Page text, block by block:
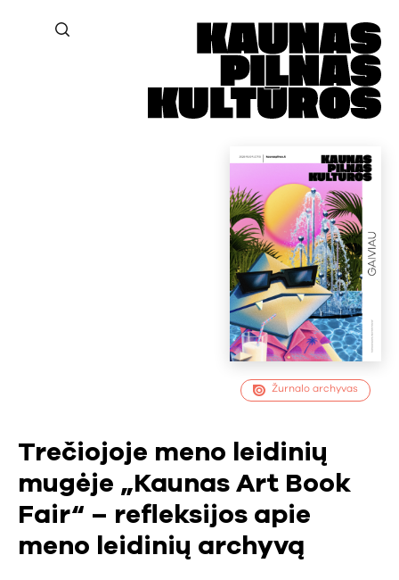
Žurnalo archyvas
Trečiojoje meno leidinių
mugėje „Kaunas Art Book
Fair“ – refleksijos apie
meno leidinių archyvą